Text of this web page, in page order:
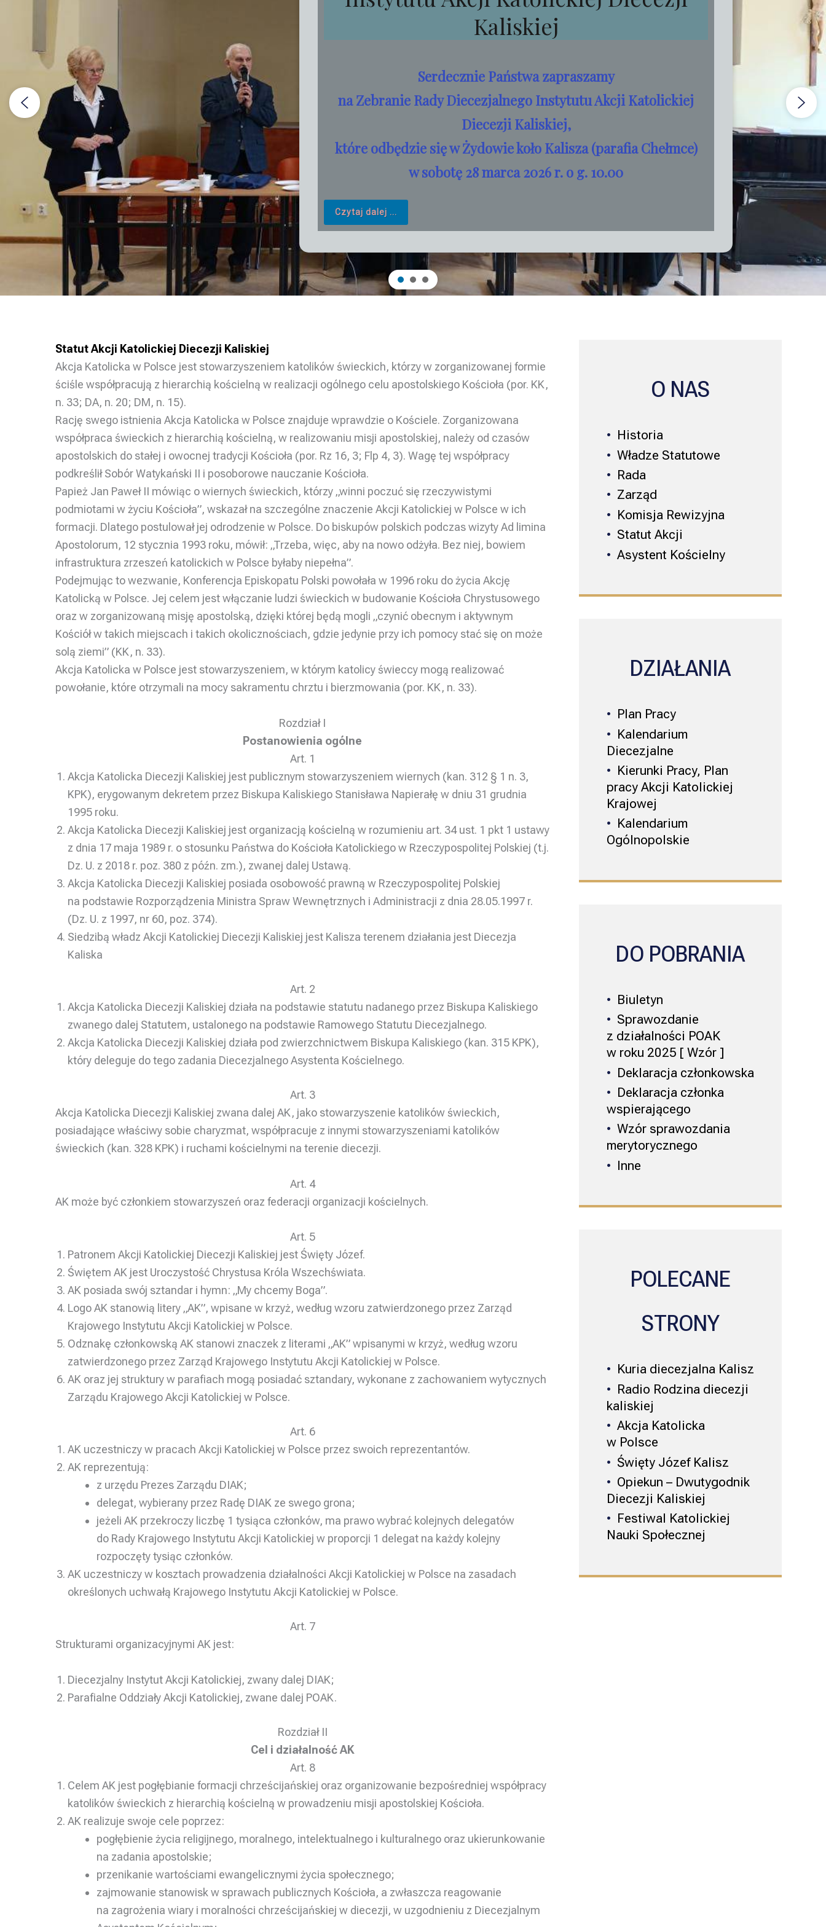
Kaliskiej
Serdecznie Państwa zapraszamy
na Zebranie Rady Diecezjalnego Instytutu Akcji Katolickiej
Diecezji Kaliskiej,
które odbędzie się w Żydowie koło Kalisza (parafia Chełmce)
w sobotę 28 marca 2026 r. o g. 10.00
Czytaj dalej ...
Statut Akcji Katolickiej Diecezji Kaliskiej
Akcja Katolicka w Polsce jest stowarzyszeniem katolików świeckich, którzy w zorganizowanej formie
ściśle współpracują z hierarchią kościelną w realizacji ogólnego celu apostolskiego Kościoła (por. KK,
n. 33; DA, n. 20; DM, n. 15).
Rację swego istnienia Akcja Katolicka w Polsce znajduje wprawdzie o Kościele. Zorganizowana
współpraca świeckich z hierarchią kościelną, w realizowaniu misji apostolskiej, należy od czasów
apostolskich do stałej i owocnej tradycji Kościoła (por. Rz 16, 3; Flp 4, 3). Wagę tej współpracy
podkreślił Sobór Watykański II i posoborowe nauczanie Kościoła.
Papież Jan Paweł II mówiąc o wiernych świeckich, którzy „winni poczuć się rzeczywistymi
podmiotami w życiu Kościoła”, wskazał na szczególne znaczenie Akcji Katolickiej w Polsce w ich
formacji. Dlatego postulował jej odrodzenie w Polsce. Do biskupów polskich podczas wizyty Ad limina
Apostolorum, 12 stycznia 1993 roku, mówił: „Trzeba, więc, aby na nowo odżyła. Bez niej, bowiem
infrastruktura zrzeszeń katolickich w Polsce byłaby niepełna”.
Podejmując to wezwanie, Konferencja Episkopatu Polski powołała w 1996 roku do życia Akcję
Katolicką w Polsce. Jej celem jest włączanie ludzi świeckich w budowanie Kościoła Chrystusowego
oraz w zorganizowaną misję apostolską, dzięki której będą mogli „czynić obecnym i aktywnym
Kościół w takich miejscach i takich okolicznościach, gdzie jedynie przy ich pomocy stać się on może
solą ziemi” (KK, n. 33).
Akcja Katolicka w Polsce jest stowarzyszeniem, w którym katolicy świeccy mogą realizować
powołanie, które otrzymali na mocy sakramentu chrztu i bierzmowania (por. KK, n. 33).
Rozdział I
Postanowienia ogólne
Art. 1
Akcja Katolicka Diecezji Kaliskiej jest publicznym stowarzyszeniem wiernych (kan. 312 § 1 n. 3,
KPK), erygowanym dekretem przez Biskupa Kaliskiego Stanisława Napierałę w dniu 31 grudnia
1995 roku.
Akcja Katolicka Diecezji Kaliskiej jest organizacją kościelną w rozumieniu art. 34 ust. 1 pkt 1 ustawy
z dnia 17 maja 1989 r. o stosunku Państwa do Kościoła Katolickiego w Rzeczypospolitej Polskiej (t.j.
Dz. U. z 2018 r. poz. 380 z późn. zm.), zwanej dalej Ustawą.
Akcja Katolicka Diecezji Kaliskiej posiada osobowość prawną w Rzeczypospolitej Polskiej
na podstawie Rozporządzenia Ministra Spraw Wewnętrznych i Administracji z dnia 28.05.1997 r.
(Dz. U. z 1997, nr 60, poz. 374).
Siedzibą władz Akcji Katolickiej Diecezji Kaliskiej jest Kalisza terenem działania jest Diecezja
Kaliska
Art. 2
Akcja Katolicka Diecezji Kaliskiej działa na podstawie statutu nadanego przez Biskupa Kaliskiego
zwanego dalej Statutem, ustalonego na podstawie Ramowego Statutu Diecezjalnego.
Akcja Katolicka Diecezji Kaliskiej działa pod zwierzchnictwem Biskupa Kaliskiego (kan. 315 KPK),
który deleguje do tego zadania Diecezjalnego Asystenta Kościelnego.
Art. 3
Akcja Katolicka Diecezji Kaliskiej zwana dalej AK, jako stowarzyszenie katolików świeckich,
posiadające właściwy sobie charyzmat, współpracuje z innymi stowarzyszeniami katolików
świeckich (kan. 328 KPK) i ruchami kościelnymi na terenie diecezji.
Art. 4
AK może być członkiem stowarzyszeń oraz federacji organizacji kościelnych.
Art. 5
Patronem Akcji Katolickiej Diecezji Kaliskiej jest Święty Józef.
Świętem AK jest Uroczystość Chrystusa Króla Wszechświata.
AK posiada swój sztandar i hymn: „My chcemy Boga”.
Logo AK stanowią litery „AK”, wpisane w krzyż, według wzoru zatwierdzonego przez Zarząd
Krajowego Instytutu Akcji Katolickiej w Polsce.
Odznakę członkowską AK stanowi znaczek z literami „AK” wpisanymi w krzyż, według wzoru
zatwierdzonego przez Zarząd Krajowego Instytutu Akcji Katolickiej w Polsce.
AK oraz jej struktury w parafiach mogą posiadać sztandary, wykonane z zachowaniem wytycznych
Zarządu Krajowego Akcji Katolickiej w Polsce.
Art. 6
AK uczestniczy w pracach Akcji Katolickiej w Polsce przez swoich reprezentantów.
AK reprezentują:
z urzędu Prezes Zarządu DIAK;
delegat, wybierany przez Radę DIAK ze swego grona;
jeżeli AK przekroczy liczbę 1 tysiąca członków, ma prawo wybrać kolejnych delegatów
do Rady Krajowego Instytutu Akcji Katolickiej w proporcji 1 delegat na każdy kolejny
rozpoczęty tysiąc członków.
AK uczestniczy w kosztach prowadzenia działalności Akcji Katolickiej w Polsce na zasadach
określonych uchwałą Krajowego Instytutu Akcji Katolickiej w Polsce.
Art. 7
Strukturami organizacyjnymi AK jest:
Diecezjalny Instytut Akcji Katolickiej, zwany dalej DIAK;
Parafialne Oddziały Akcji Katolickiej, zwane dalej POAK.
Rozdział II
Cel i działalność AK
Art. 8
Celem AK jest pogłębianie formacji chrześcijańskiej oraz organizowanie bezpośredniej współpracy
katolików świeckich z hierarchią kościelną w prowadzeniu misji apostolskiej Kościoła.
AK realizuje swoje cele poprzez:
pogłębienie życia religijnego, moralnego, intelektualnego i kulturalnego oraz ukierunkowanie
na zadania apostolskie;
przenikanie wartościami ewangelicznymi życia społecznego;
zajmowanie stanowisk w sprawach publicznych Kościoła, a zwłaszcza reagowanie
na zagrożenia wiary i moralności chrześcijańskiej w diecezji, w uzgodnieniu z Diecezjalnym
O NAS
Historia
Władze Statutowe
Rada
Zarząd
Komisja Rewizyjna
Statut Akcji
Asystent Kościelny
DZIAŁANIA
Plan Pracy
Kalendarium
Diecezjalne
Kierunki Pracy, Plan
pracy Akcji Katolickiej
Krajowej
Kalendarium
Ogólnopolskie
DO POBRANIA
Biuletyn
Sprawozdanie
z działalności POAK
w roku 2025 [ Wzór ]
Deklaracja członkowska
Deklaracja członka
wspierającego
Wzór sprawozdania
merytorycznego
Inne
POLECANE
STRONY
Kuria diecezjalna Kalisz
Radio Rodzina diecezji
kaliskiej
Akcja Katolicka
w Polsce
Święty Józef Kalisz
Opiekun – Dwutygodnik
Diecezji Kaliskiej
Festiwal Katolickiej
Nauki Społecznej